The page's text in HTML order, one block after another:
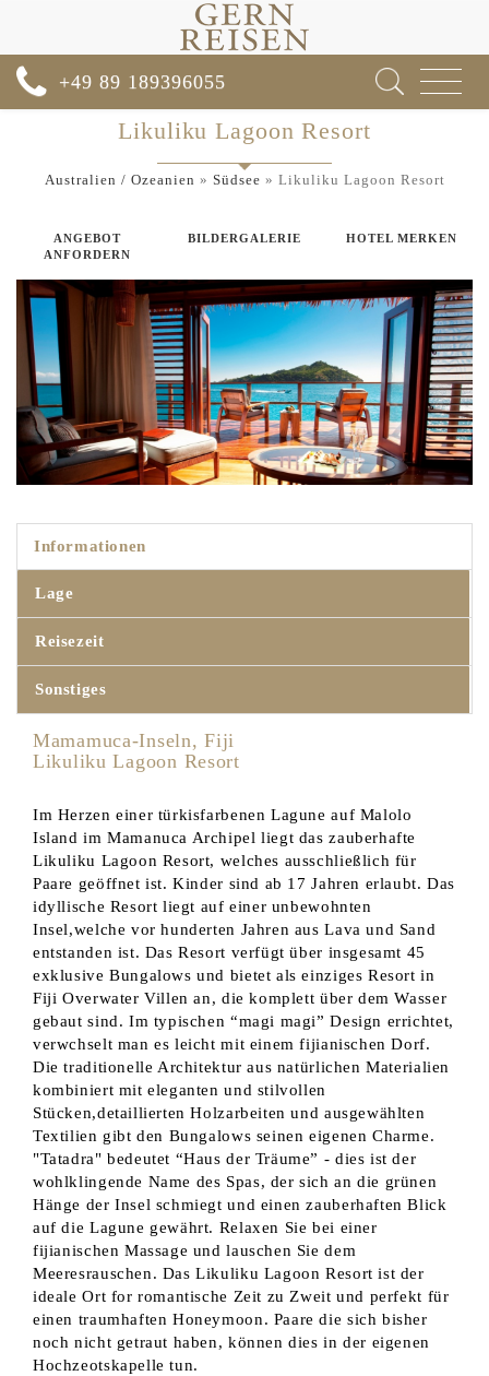
Toggle
+49 89 189396055
Likuliku Lagoon Resort
Australien / Ozeanien » Südsee » Likuliku Lagoon Resort
ANGEBOT
ANFORDERN
BILDERGALERIE HOTEL MERKEN
Informationen
Lage
Reisezeit
Sonstiges
Mamamuca-Inseln, Fiji
Likuliku Lagoon Resort
Im Herzen einer türkisfarbenen Lagune auf Malolo
Island im Mamanuca Archipel liegt das zauberhafte
Likuliku Lagoon Resort, welches ausschließlich für
Paare geöffnet ist. Kinder sind ab 17 Jahren erlaubt. Das
idyllische Resort liegt auf einer unbewohnten
Insel,welche vor hunderten Jahren aus Lava und Sand
entstanden ist. Das Resort verfügt über insgesamt 45
exklusive Bungalows und bietet als einziges Resort in
Fiji Overwater Villen an, die komplett über dem Wasser
gebaut sind. Im typischen “magi magi” Design errichtet,
verwchselt man es leicht mit einem fijianischen Dorf.
Die traditionelle Architektur aus natürlichen Materialien
kombiniert mit eleganten und stilvollen
Stücken,detaillierten Holzarbeiten und ausgewählten
Textilien gibt den Bungalows seinen eigenen Charme.
"Tatadra" bedeutet “Haus der Träume” - dies ist der
wohlklingende Name des Spas, der sich an die grünen
Hänge der Insel schmiegt und einen zauberhaften Blick
auf die Lagune gewährt. Relaxen Sie bei einer
fijianischen Massage und lauschen Sie dem
Meeresrauschen. Das Likuliku Lagoon Resort ist der
ideale Ort for romantische Zeit zu Zweit und perfekt für
einen traumhaften Honeymoon. Paare die sich bisher
noch nicht getraut haben, können dies in der eigenen
Hochzeotskapelle tun.